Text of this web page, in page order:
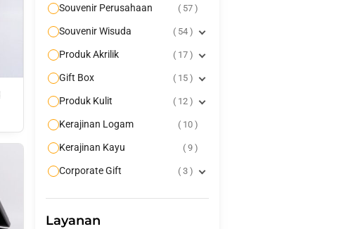
Souvenir Perusahaan 57
Souvenir Wisuda 54
Produk Akrilik 17
Gift Box 15
Produk Kulit 12
Kerajinan Logam 10
Kerajinan Kayu 9
Corporate Gift 3
Layanan